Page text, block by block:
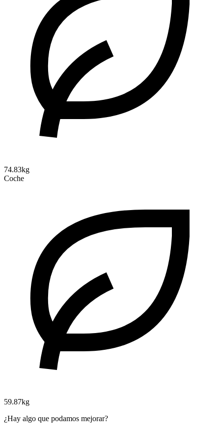
74.83kg
Coche
59.87kg
¿Hay algo que podamos mejorar?